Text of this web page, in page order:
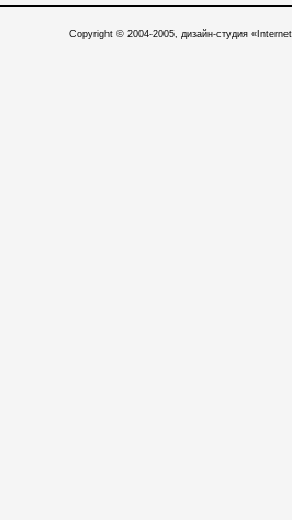
Copyright © 2004-2005, дизайн-студия